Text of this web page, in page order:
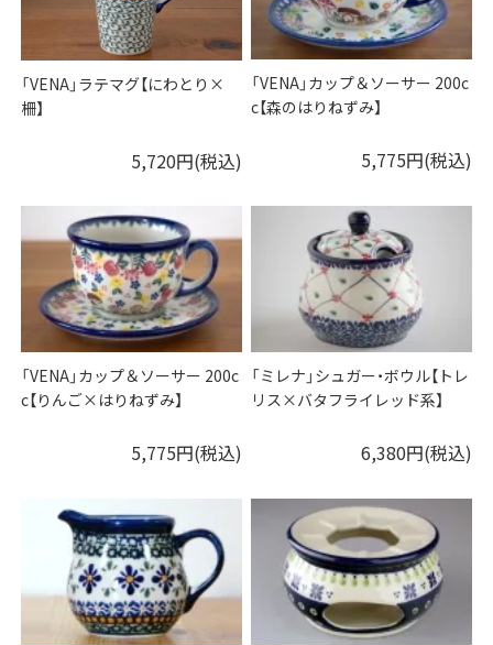
「VENA」ラテマグ【にわとり×
柵】
5,720円(税込)
「VENA」カップ＆ソーサー 200c
c【森のはりねずみ】
5,775円(税込)
「VENA」カップ＆ソーサー 200c
c【りんご×はりねずみ】
5,775円(税込)
「ミレナ」シュガー・ボウル【トレ
リス×バタフライレッド系】
6,380円(税込)